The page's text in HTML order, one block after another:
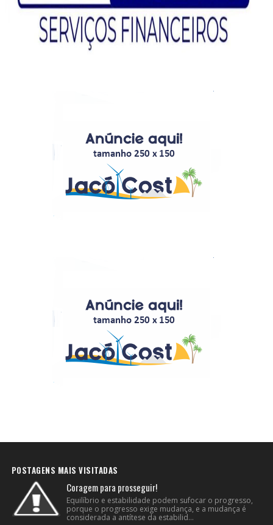
POSTAGENS MAIS VISITADAS
Coragem para prosseguir!
Equilíbrio e estabilidade podem sufocar o progresso,
porque o progresso exige mudança, e a mudança é
considerada a antítese da estabilid...